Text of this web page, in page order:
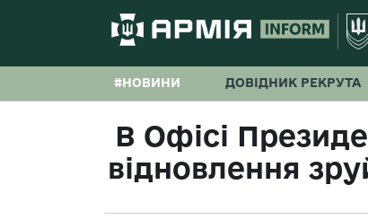
#НОВИНИ ДОВІДНИК РЕКРУТА
В Офісі
відновлення